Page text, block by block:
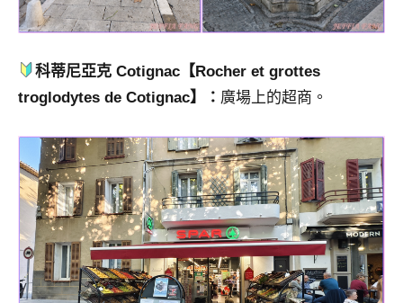
科蒂尼亞克 Cotignac 【Rocher et grottes
troglodytes de Cotignac】： 廣場上的超商。